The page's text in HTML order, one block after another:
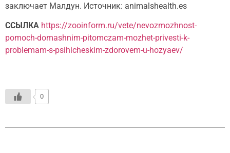
заключает Малдун. Источник: animalshealth.es
ССЫЛКА https://zooinform.ru/vete/nevozmozhnost-
pomoch-domashnim-pitomczam-mozhet-privesti-k-
problemam-s-psihicheskim-zdorovem-u-hozyaev/
0